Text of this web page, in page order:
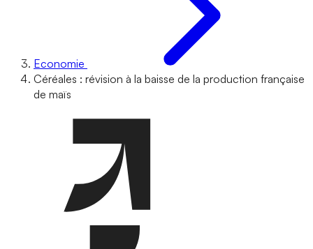
Economie
Céréales : révision à la baisse de la production française
de maïs